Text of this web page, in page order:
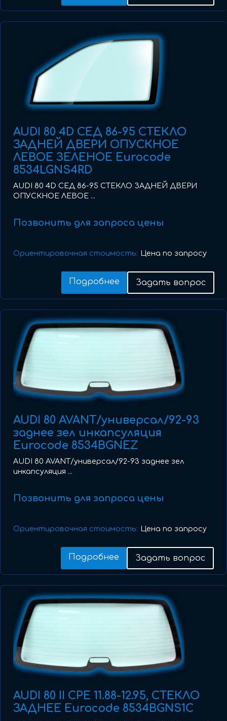
AUDI 80 4D СЕД 86-95 СТЕКЛО
ЗАДНЕЙ ДВЕРИ ОПУСКНОЕ
ЛЕВОЕ ЗЕЛЕНОЕ Eurocode
8534LGNS4RD
AUDI 80 4D СЕД 86-95 СТЕКЛО ЗАДНЕЙ ДВЕРИ
ОПУСКНОЕ ЛЕВОЕ ...
Позвонить для запроса цены
Ориентировочная стоимость: Цена по запросу
Подробнее Задать вопрос
AUDI 80 AVANT/универсал/92-93
заднее зел инкапсуляция
Eurocode 8534BGNEZ
AUDI 80 AVANT/универсал/92-93 заднее зел
инкапсуляция ...
Позвонить для запроса цены
Ориентировочная стоимость: Цена по запросу
Подробнее Задать вопрос
AUDI 80 II CPE 11.88-12.95, СТЕКЛО
ЗАДНЕЕ Eurocode 8534BGNS1C